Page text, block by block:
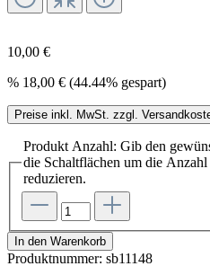
10,00 €
% 18,00 € (44.44% gespart)
Preise inkl. MwSt. zzgl.
Produkt Anzahl: Gib den
die Schaltflächen um die
reduzieren.
In den Warenkorb
Produktnummer: sb11148